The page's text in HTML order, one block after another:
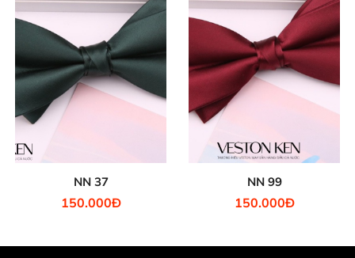
NN 37
150.000Đ
NN 99
150.000Đ